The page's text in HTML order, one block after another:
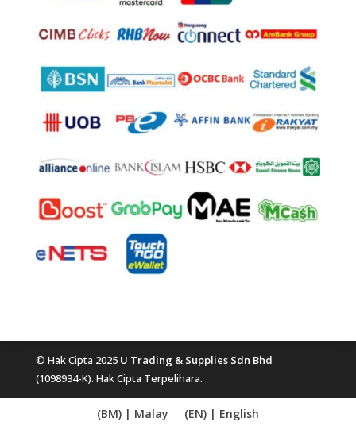
© Hak Cipta 2025 U Trading & Supplies Sdn Bhd
(1098934-K). Hak Cipta Terpelihara.